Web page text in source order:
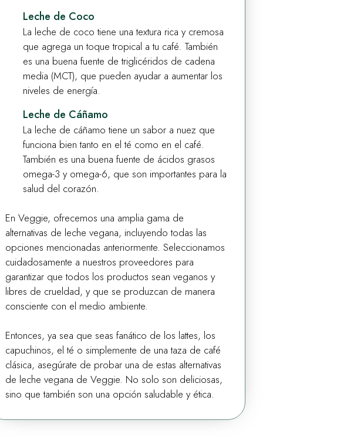
Leche de Coco
La leche de coco tiene una textura rica y cremosa
que agrega un toque tropical a tu café. También
es una buena fuente de triglicéridos de cadena
media (MCT), que pueden ayudar a aumentar los
niveles de energía.
Leche de Cáñamo
La leche de cáñamo tiene un sabor a nuez que
funciona bien tanto en el té como en el café.
También es una buena fuente de ácidos grasos
omega-3 y omega-6, que son importantes para la
salud del corazón.
En Veggie, ofrecemos una amplia gama de
alternativas de leche vegana, incluyendo todas las
opciones mencionadas anteriormente. Seleccionamos
cuidadosamente a nuestros proveedores para
garantizar que todos los productos sean veganos y
libres de crueldad, y que se produzcan de manera
consciente con el medio ambiente.
Entonces, ya sea que seas fanático de los lattes, los
capuchinos, el té o simplemente de una taza de café
clásica, asegúrate de probar una de estas alternativas
de leche vegana de Veggie. No solo son deliciosas,
sino que también son una opción saludable y ética.